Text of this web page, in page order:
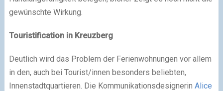
gewünschte Wirkung.
Touristification in Kreuzberg
Deutlich wird das Problem der Ferienwohnungen vor allem
in den, auch bei Tourist/innen besonders beliebten,
Innenstadtquartieren. Die Kommunikationsdesignerin Alice